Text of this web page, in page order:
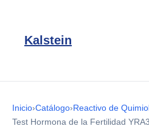
Kalstein
Inicio›Catálogo›Reactivo de
Test Hormona de la Fertilidad